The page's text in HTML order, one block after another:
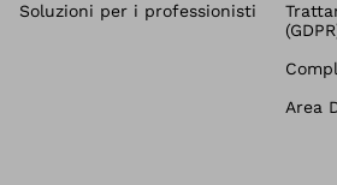
Soluzioni per i professionisti
Area